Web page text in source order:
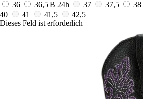
36
36,5 B 24h 37 37,5 38
40
41 41,5
42,5
Dieses Feld ist erforderlich